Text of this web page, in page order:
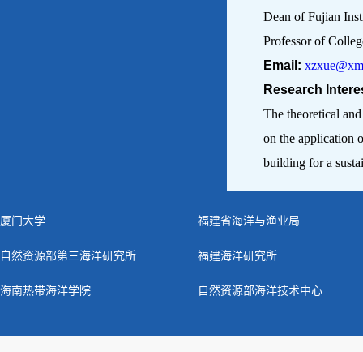
Dean of Fujian
Professor of
Email:
Research
The theoretical
on the application
building for a
厦门大学 福建省海洋与渔业局
自然资源部第三海洋研究所 福建海洋研究所
海南热带海洋学院 自然资源部海洋技术中心